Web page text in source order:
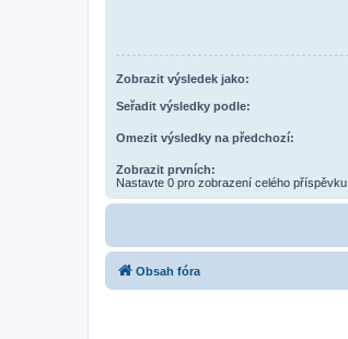
Zobrazit výsledek jako:
Seřadit výsledky podle:
Omezit výsledky na předchozí:
Zobrazit prvních:
Nastavte 0 pro zobrazení celého příspěvku.
Obsah fóra